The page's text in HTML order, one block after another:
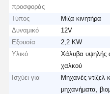
προσφοράς
Τύπος
Μίζα κινητήρα
Δυναμικό
12V
Εξουσία
2,2 KW
Υλικό
Χάλυβα υψηλής
χαλκού
Ισχύει για
Μηχανές ντίζελ
μηχανήματα,